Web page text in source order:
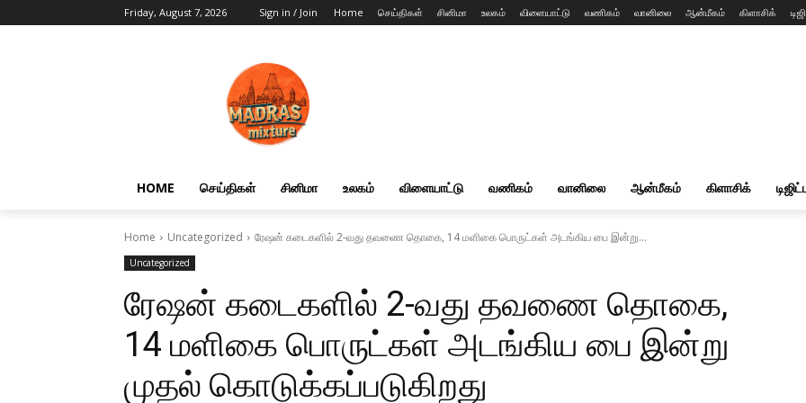
Friday, August 7, 2026 Sign in / Join Home செய்திகள் சினிமா உலகம் விளையாட்டு வணிகம் வானிலை ஆன்மீகம் கிளாசிக்
HOME செய்திகள் சினிமா உலகம் விளையாட்டு வணிகம் வானிலை ஆன்மீகம் கிளாசிக்
Home Uncategorized ரேஷன் கடைகளில் 2-வது தவணை தொகை, 14 மளிகை பொருட்கள் அடங்கிய பை இன்று...
Uncategorized
ரேஷன் கடைகளில் 2-வது தவணை தொகை,
14 மளிகை பொருட்கள் அடங்கிய பை இன்று
முதல் கொடுக்கப்படுகிறது